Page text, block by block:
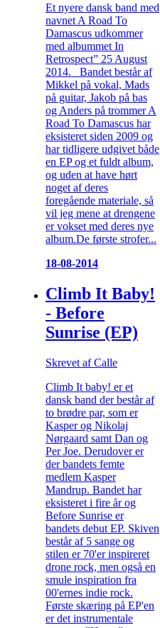
Et nyere dansk band med
navnet A Road To
Damascus udkommer
med albummet In
Retrospect” 25 August
2014. Bandet består af
Mikkel på vokal, Mads
på guitar, Jakob på bas
og Anders på trommer A
Road To Damascus har
eksisteret siden 2009 og
har tidligere udgivet både
en EP og et fuldt album,
og uden at have hørt
noget af deres
foregående materiale, så
vil jeg mene at drengene
er vokset med deres nye
album.De første strofer...
18-08-2014
Climb It Baby!
- Before
Sunrise (EP)
Skrevet af Calle
Climb It baby! er et
dansk band der består af
to brødre par, som er
Kasper og Nikolaj
Nørgaard samt Dan og
Per Joe. Derudover er
der bandets femte
medlem Kasper
Mandrup. Bandet har
eksisteret i fire år og
Before Sunrise er
bandets debut EP. Skiven
består af 5 sange og
stilen er 70'er inspireret
drone rock, men også en
smule inspiration fra
00'ernes indie rock.
Første skæring på EP'en
er det instrumentale